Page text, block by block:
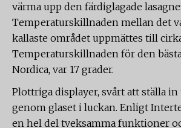
värma upp den färdiglagade
Temperaturskillnaden mellan det
kallaste området uppmättes till
Temperaturskillnaden för den
Nordica, var 17 grader.
Plottriga displayer, svårt att ställa in
genom glaset i luckan. Enligt
en hel del tveksamma funktioner